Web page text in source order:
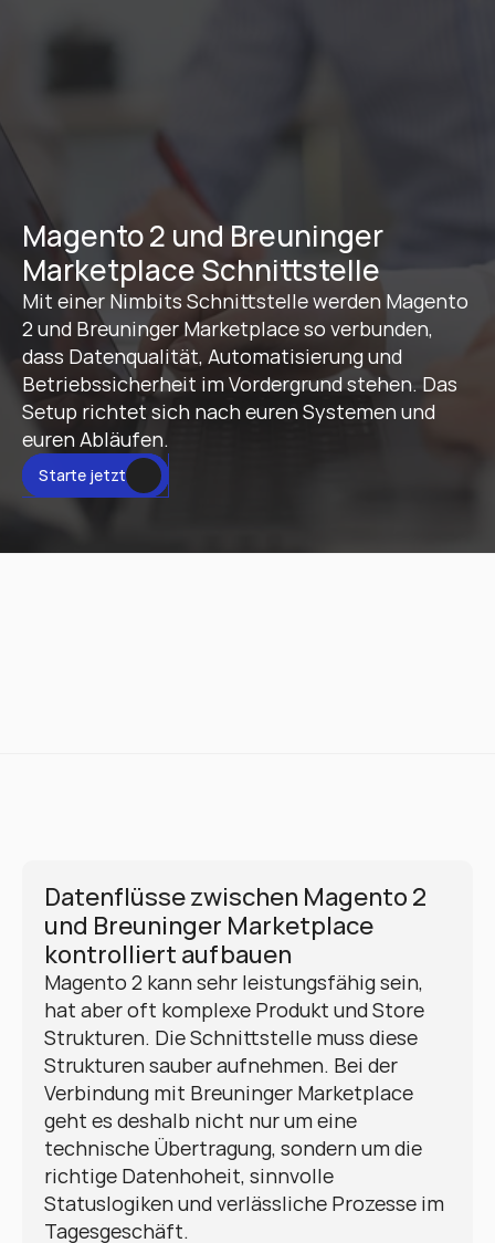
Magento 2 und Breuninger
Marketplace Schnittstelle
Mit einer Nimbits Schnittstelle werden Magento
2 und Breuninger Marketplace so verbunden,
dass Datenqualität, Automatisierung und
Betriebssicherheit im Vordergrund stehen. Das
Setup richtet sich nach euren Systemen und
euren Abläufen.
Starte jetzt
Datenflüsse zwischen Magento 2
und Breuninger Marketplace
kontrolliert aufbauen
Magento 2 kann sehr leistungsfähig sein,
hat aber oft komplexe Produkt und Store
Strukturen. Die Schnittstelle muss diese
Strukturen sauber aufnehmen. Bei der
Verbindung mit Breuninger Marketplace
geht es deshalb nicht nur um eine
technische Übertragung, sondern um die
richtige Datenhoheit, sinnvolle
Statuslogiken und verlässliche Prozesse im
Tagesgeschäft.